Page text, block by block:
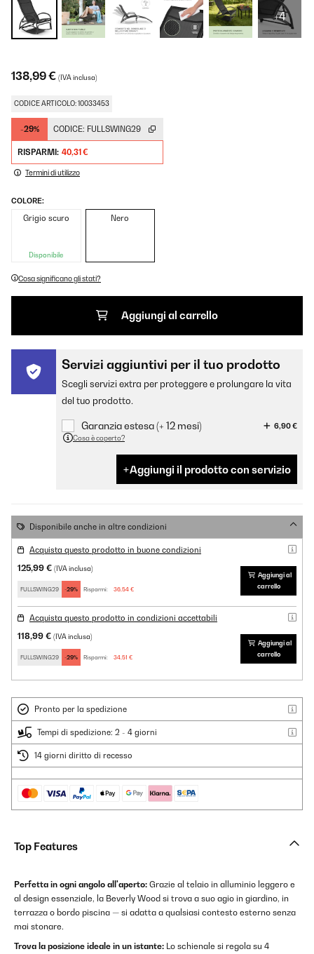
+4
138,99 € (IVA inclusa)
CODICE ARTICOLO: 10033453
-29% CODICE: FULLSWING29
RISPARMI: 40,31 €
Termini di utilizzo
COLORE:
Grigio scuro
Disponibile
Nero
Cosa significano gli stati?
Aggiungi al carrello
Servizi aggiuntivi per il tuo prodotto
Scegli servizi extra per proteggere e prolungare la vita
del tuo prodotto.
Garanzia estesa (+ 12 mesi)
6,90 €
Cosa è coperto?
Aggiungi il prodotto con servizio
Disponibile anche in altre condizioni
Acquista questo prodotto in buone condizioni
125,99 € (IVA inclusa)
FULLSWING29 -29% Risparmi: 36,54 €
Aggiungi al
carrello
Acquista questo prodotto in condizioni accettabili
118,99 € (IVA inclusa)
FULLSWING29 -29% Risparmi: 34,51 €
Aggiungi al
carrello
Pronto per la spedizione
Tempi di spedizione: 2 - 4 giorni
14 giorni diritto di recesso
Top Features
Perfetta in ogni angolo all'aperto: Grazie al telaio in alluminio leggero e
al design essenziale, la Beverly Wood si trova a suo agio in giardino, in
terrazza o bordo piscina — si adatta a qualsiasi contesto esterno senza
mai stonare.
Trova la posizione ideale in un istante: Lo schienale si regola su 4